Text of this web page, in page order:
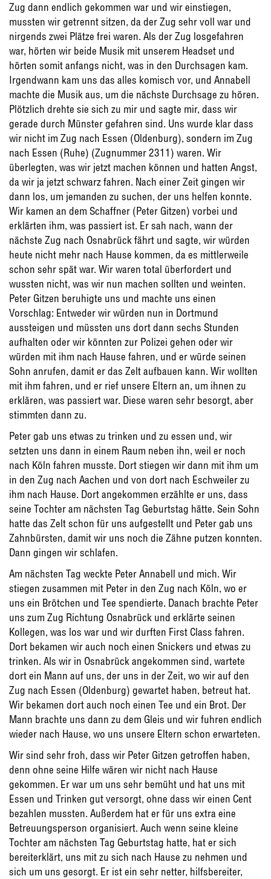
Zug dann endlich gekommen war und wir einstiegen,
mussten wir getrennt sitzen, da der Zug sehr voll war und
nirgends zwei Plätze frei waren. Als der Zug losgefahren
war, hörten wir beide Musik mit unserem Headset und
hörten somit anfangs nicht, was in den Durchsagen kam.
Irgendwann kam uns das alles komisch vor, und Annabell
machte die Musik aus, um die nächste Durchsage zu hören.
Plötzlich drehte sie sich zu mir und sagte mir, dass wir
gerade durch Münster gefahren sind. Uns wurde klar dass
wir nicht im Zug nach Essen (Oldenburg), sondern im Zug
nach Essen (Ruhe) (Zugnummer 2311) waren. Wir
überlegten, was wir jetzt machen können und hatten Angst,
da wir ja jetzt schwarz fahren. Nach einer Zeit gingen wir
dann los, um jemanden zu suchen, der uns helfen konnte.
Wir kamen an dem Schaffner (Peter Gitzen) vorbei und
erklärten ihm, was passiert ist. Er sah nach, wann der
nächste Zug nach Osnabrück fährt und sagte, wir würden
heute nicht mehr nach Hause kommen, da es mittlerweile
schon sehr spät war. Wir waren total überfordert und
wussten nicht, was wir nun machen sollten und weinten.
Peter Gitzen beruhigte uns und machte uns einen
Vorschlag: Entweder wir würden nun in Dortmund
aussteigen und müssten uns dort dann sechs Stunden
aufhalten oder wir könnten zur Polizei gehen oder wir
würden mit ihm nach Hause fahren, und er würde seinen
Sohn anrufen, damit er das Zelt aufbauen kann. Wir wollten
mit ihm fahren, und er rief unsere Eltern an, um ihnen zu
erklären, was passiert war. Diese waren sehr besorgt, aber
stimmten dann zu.
Peter gab uns etwas zu trinken und zu essen und, wir
setzten uns dann in einem Raum neben ihn, weil er noch
nach Köln fahren musste. Dort stiegen wir dann mit ihm um
in den Zug nach Aachen und von dort nach Eschweiler zu
ihm nach Hause. Dort angekommen erzählte er uns, dass
seine Tochter am nächsten Tag Geburtstag hätte. Sein Sohn
hatte das Zelt schon für uns aufgestellt und Peter gab uns
Zahnbürsten, damit wir uns noch die Zähne putzen konnten.
Dann gingen wir schlafen.
Am nächsten Tag weckte Peter Annabell und mich. Wir
stiegen zusammen mit Peter in den Zug nach Köln, wo er
uns ein Brötchen und Tee spendierte. Danach brachte Peter
uns zum Zug Richtung Osnabrück und erklärte seinen
Kollegen, was los war und wir durften First Class fahren.
Dort bekamen wir auch noch einen Snickers und etwas zu
trinken. Als wir in Osnabrück angekommen sind, wartete
dort ein Mann auf uns, der uns in der Zeit, wo wir auf den
Zug nach Essen (Oldenburg) gewartet haben, betreut hat.
Wir bekamen dort auch noch einen Tee und ein Brot. Der
Mann brachte uns dann zu dem Gleis und wir fuhren endlich
wieder nach Hause, wo uns unsere Eltern schon erwarteten.
Wir sind sehr froh, dass wir Peter Gitzen getroffen haben,
denn ohne seine Hilfe wären wir nicht nach Hause
gekommen. Er war um uns sehr bemüht und hat uns mit
Essen und Trinken gut versorgt, ohne dass wir einen Cent
bezahlen mussten. Außerdem hat er für uns extra eine
Betreuungsperson organisiert. Auch wenn seine kleine
Tochter am nächsten Tag Geburtstag hatte, hat er sich
bereiterklärt, uns mit zu sich nach Hause zu nehmen und
sich um uns gesorgt. Er ist ein sehr netter, hilfsbereiter,